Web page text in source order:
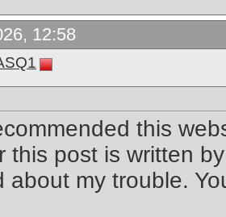
12:58
this
this post is written
about my trouble.